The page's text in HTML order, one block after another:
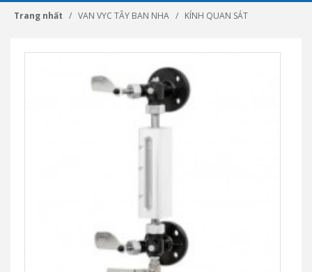
Trang nhất VAN VYC TÂY BAN NHA KÍNH QUAN SÁT